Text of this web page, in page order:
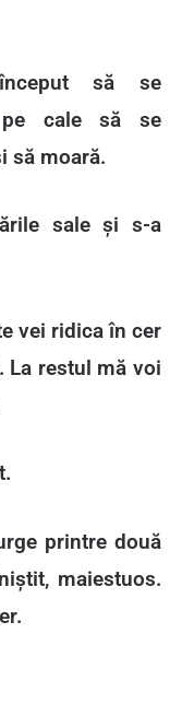
să se
pe cale să se
să moară.
sale și s-a
vei ridica în cer
La restul mă voi
printre două
maiestuos.